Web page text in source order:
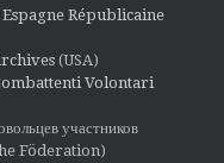
Espagne Républicaine
(USA)
Volontari
участников
Föderation)